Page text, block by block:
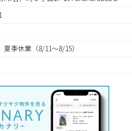
季休業（8/11～8/15）